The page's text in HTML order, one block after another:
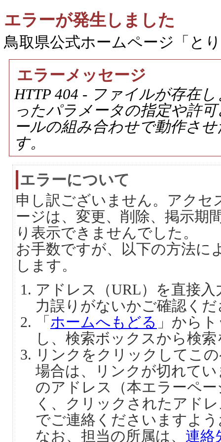
エラーが発生しました
鳥取県公式ホームページ「と
エラーメッセージ
HTTP 404 - ファイルが存在
ったパラメータの指定や許
ールの組み合わせで動作さ
す。
エラーについて
申し訳ございません。アクセ
ージは、変更、削除、掲示期
り表示できませんでした。
お手数ですが、以下の方法に
します。
アドレス（URL）を直接
力誤りがないかご確認く
「 ホームへもどる 」から
し、検索ボックスから検
リンクをクリックしてこ
場合は、リンクが切れて
のアドレス（本エラーペ
く、クリックされたアド
でご連絡くださいますよ
なお、担当の所属は、 連絡